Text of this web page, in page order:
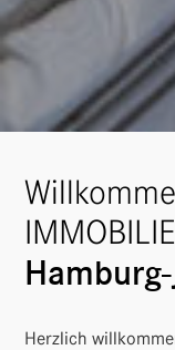
Herz­lich